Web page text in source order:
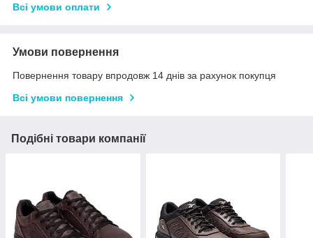
Всі умови оплати
Умови повернення
Повернення товару впродовж 14 днів за рахунок покупця
Всі умови повернення
Подібні товари компанії